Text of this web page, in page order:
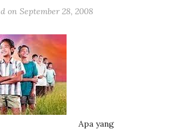
on September 28, 2008
Apa yang